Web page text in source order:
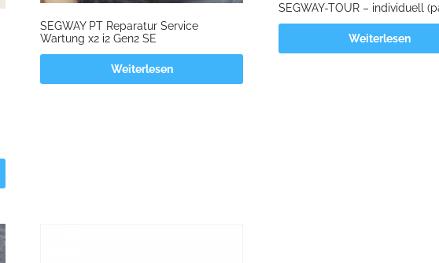
SEGWAY PT Reparatur Service
Wartung x2 i2 Gen2 SE
Weiterlesen
SEGWAY-TOUR – individuell
Weiterlesen